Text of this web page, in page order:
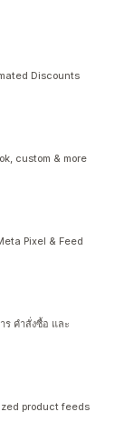
Discounts
custom & more
Pixel & Feed
ร คำสั่งซื้อ และ
product feeds